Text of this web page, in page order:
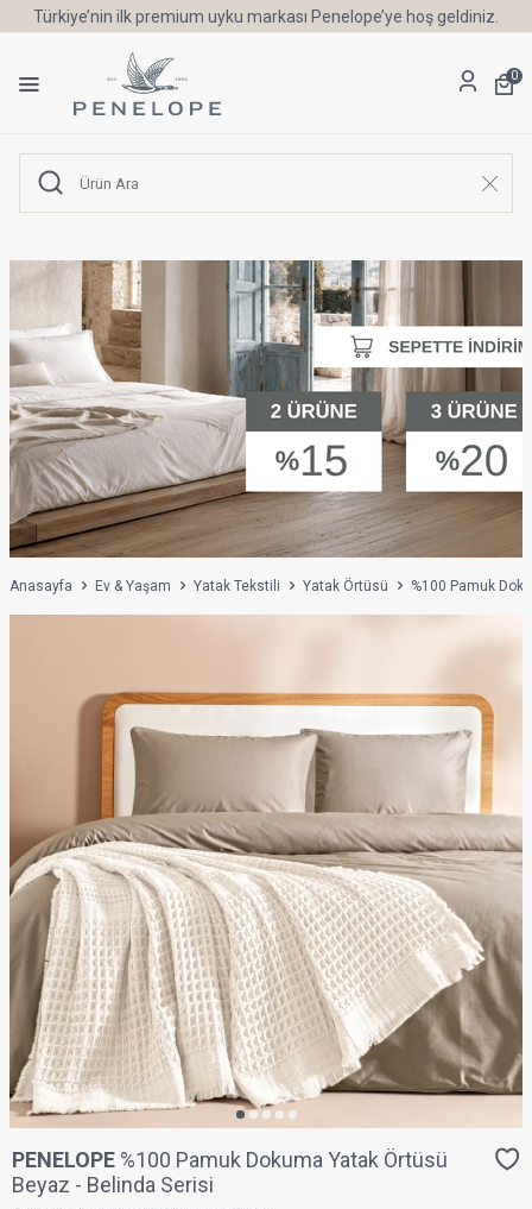
Türkiye’nin ilk premium uyku markası Penelope’ye hoş geldiniz.
0
Anasayfa Ev & Yaşam Yatak Tekstili Yatak Örtüsü %100 Pamuk
PENELOPE %100 Pamuk Dokuma Yatak Örtüsü
Beyaz - Belinda Serisi